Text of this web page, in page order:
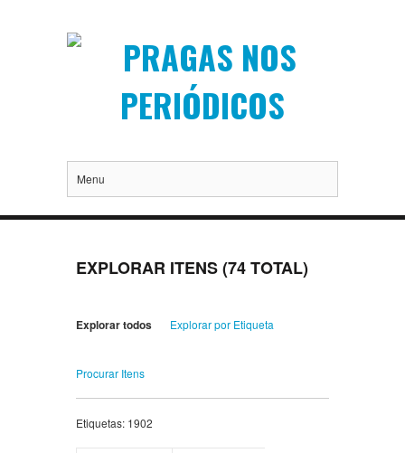
Menu
EXPLORAR ITENS (74 TOTAL)
Explorar todos Explorar por Etiqueta
Procurar Itens
Etiquetas: 1902